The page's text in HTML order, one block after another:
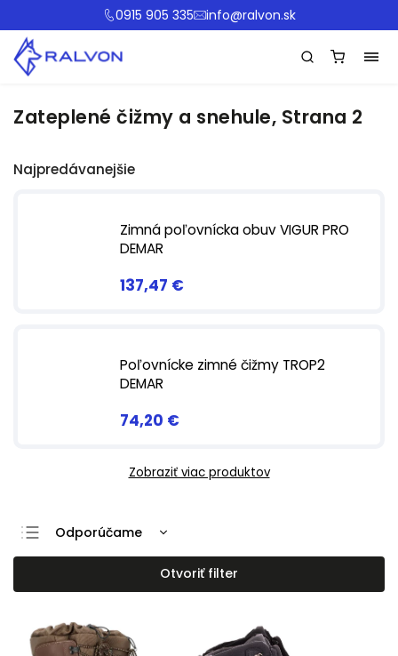
0915 905 335 info@ralvon.sk
Zateplené čižmy a snehule, Strana 2
Najpredávanejšie
Zimná poľovnícka obuv VIGUR PRO
DEMAR
137,47 €
Poľovnícke zimné čižmy TROP2
DEMAR
74,20 €
Zobraziť viac produktov
Odporúčame
Najlacnejšie
Najdrahšie
Abecedne
Otvoriť filter